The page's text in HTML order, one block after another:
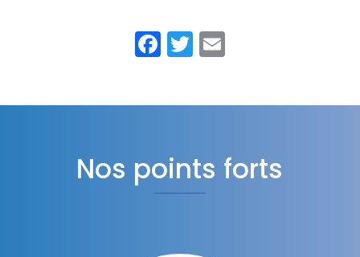
Facebook
Twitter
Nos points forts